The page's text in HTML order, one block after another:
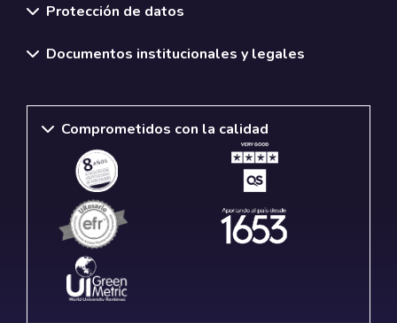
Protección de datos
Documentos institucionales y legales
Comprometidos con la calidad